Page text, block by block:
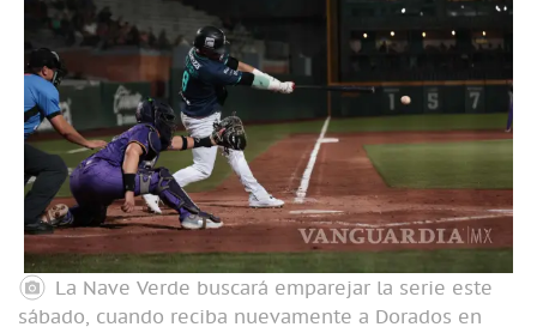
La Nave Verde buscará emparejar la serie este
sábado, cuando reciba nuevamente a Dorados en